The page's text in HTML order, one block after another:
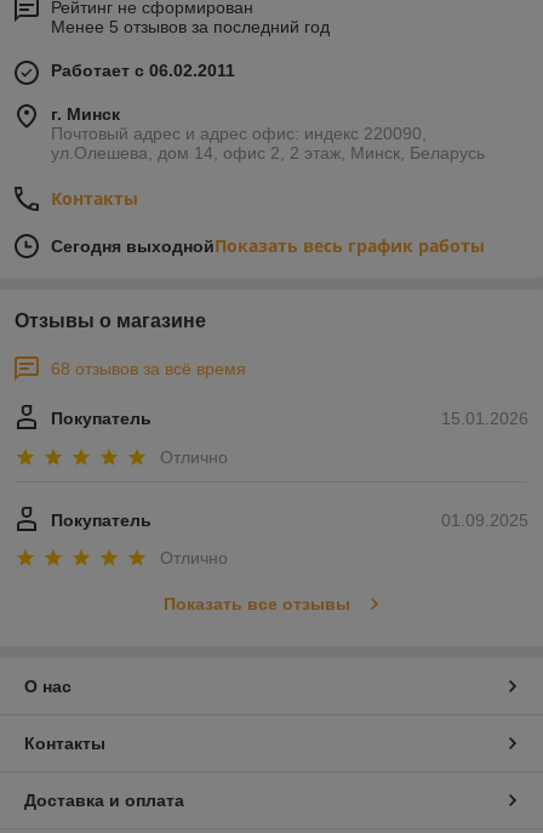
Рейтинг не сформирован
Менее 5 отзывов за последний год
Работает с 06.02.2011
г. Минск
Почтовый адрес и адрес офис: индекс 220090,
ул.Олешева, дом 14, офис 2, 2 этаж, Минск, Беларусь
Контакты
Сегодня выходнойПоказать весь график работы
Отзывы о магазине
68 отзывов за всё время
15.01.2026
Покупатель
Отлично
01.09.2025
Покупатель
Отлично
Показать все отзывы
О нас
Контакты
Доставка и оплата